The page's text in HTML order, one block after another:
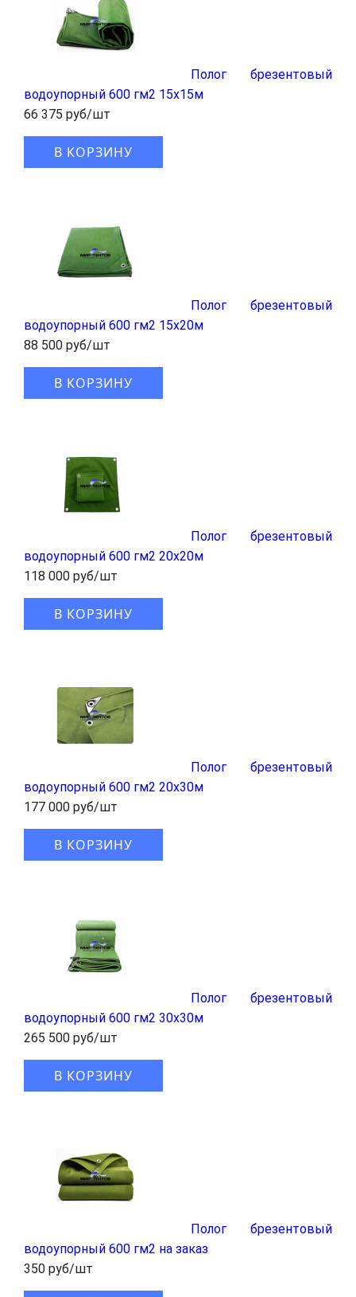
Полог брезентовый
водоупорный 600 гм2 15x15м
66 375 руб/шт
В КОРЗИНУ
Полог брезентовый
водоупорный 600 гм2 15x20м
88 500 руб/шт
В КОРЗИНУ
Полог брезентовый
водоупорный 600 гм2 20x20м
118 000 руб/шт
В КОРЗИНУ
Полог брезентовый
водоупорный 600 гм2 20x30м
177 000 руб/шт
В КОРЗИНУ
Полог брезентовый
водоупорный 600 гм2 30x30м
265 500 руб/шт
В КОРЗИНУ
Полог брезентовый
водоупорный 600 гм2 на заказ
350 руб/шт